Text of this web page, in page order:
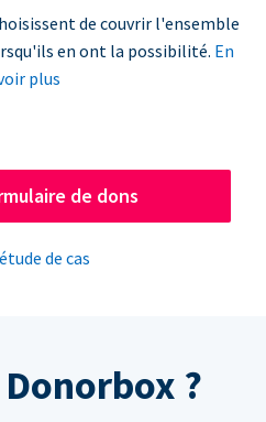
de couvrir l'ensemble
en ont la possibilité. En
plus
de dons
de cas
?